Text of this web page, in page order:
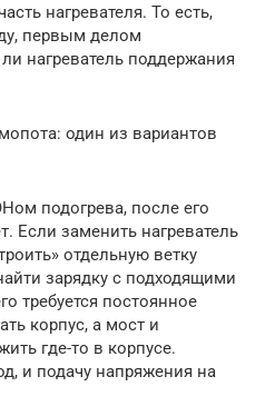
нагревателя. То есть,
первым делом
нагреватель поддержания
один из вариантов
подогрева, после его
Если заменить нагреватель
отдельную ветку
зарядку с подходящими
требуется постоянное
корпус, а мост и
где-то в корпусе.
и подачу напряжения на